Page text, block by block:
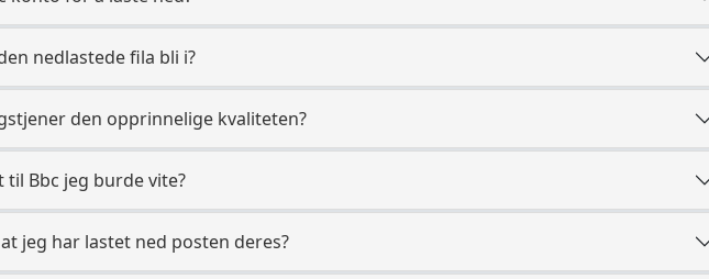
nedlastede fila bli i?
den opprinnelige kvaliteten?
til Bbc jeg burde vite?
jeg har lastet ned posten deres?